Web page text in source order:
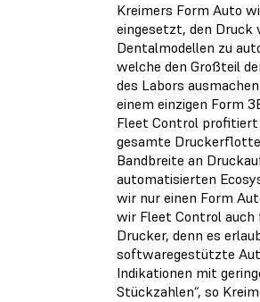
Kreimers Form Auto
eingesetzt, den Druck
Dentalmodellen zu
welche den Großteil
des Labors
einem einzigen Form
Fleet Control profitiert
gesamte Druckerflotte
Bandbreite an
automatisierten
wir nur einen Form
wir Fleet Control auch
Drucker, denn es
softwaregestützte
Indikationen mit
Stückzahlen“, so